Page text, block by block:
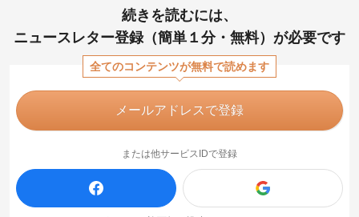
続きを読むには、
ニュースレター登録（簡単１分・無料）が必要です
全てのコンテンツが無料で読めます
メールアドレスで登録
または他サービスIDで登録